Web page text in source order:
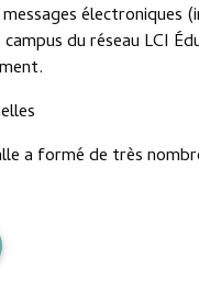
messages
du réseau LCI
a formé de très